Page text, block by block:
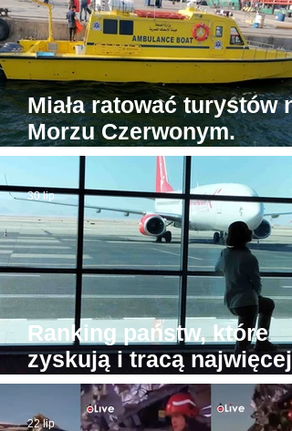
Miała ratować turystów
Morzu Czerwonym.
Tymczasem jedyna
egipska karetka wodna...
stoi w porcie
Ranking państw, które
zyskują i tracą najwięcej
turystów. Na przeciwnych
biegunach Egipt i
30 lip
22 lip